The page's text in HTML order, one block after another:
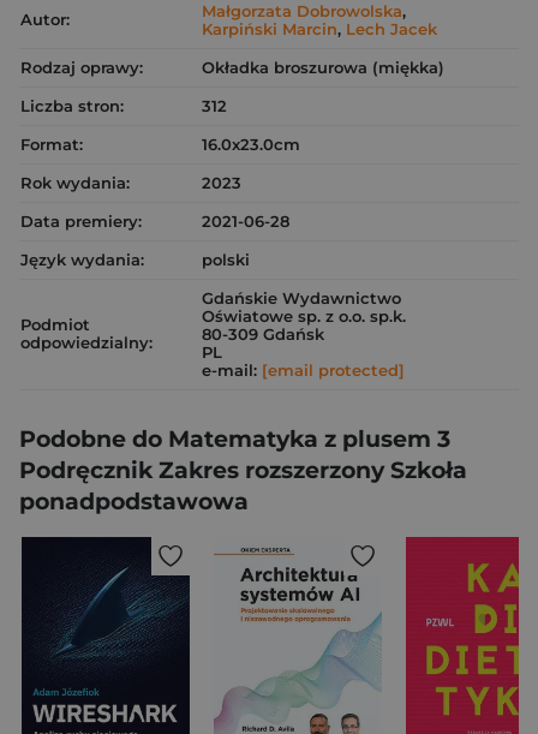
Autor: Małgorzata Dobrowolska,
Karpiński Marcin, Lech Jacek
Rodzaj oprawy:
Okładka broszurowa (miękka)
Liczba stron:
312
Format:
16.0x23.0cm
Rok wydania:
2023
Data premiery:
2021-06-28
Język wydania:
polski
Podmiot
odpowiedzialny:
Gdańskie Wydawnictwo
Oświatowe sp. z o.o. sp.k.
80-309 Gdańsk
PL
e-mail: [email protected]
Podobne do Matematyka z plusem 3
Podręcznik Zakres rozszerzony Szkoła
ponadpodstawowa